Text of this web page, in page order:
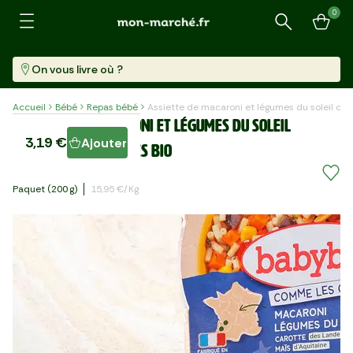
Recherche
0
On vous livre où ?
Accueil Bébé Repas bébé Assiette de macaroni et légumes du soleil
Assiette de macaroni et légumes du soleil
carottes des landes BIO
Paquet (200 G) 15,95 €/kg
3,19 € Ajouter